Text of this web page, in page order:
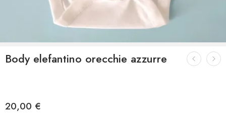
Body elefantino orecchie azzurre
20,00 €